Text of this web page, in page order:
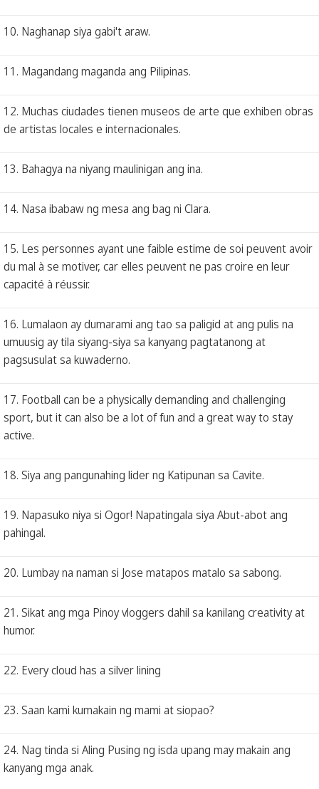
10. Naghanap siya gabi't araw.
11. Magandang maganda ang Pilipinas.
12. Muchas ciudades tienen museos de arte que exhiben obras
de artistas locales e internacionales.
13. Bahagya na niyang maulinigan ang ina.
14. Nasa ibabaw ng mesa ang bag ni Clara.
15. Les personnes ayant une faible estime de soi peuvent avoir
du mal à se motiver, car elles peuvent ne pas croire en leur
capacité à réussir.
16. Lumalaon ay dumarami ang tao sa paligid at ang pulis na
umuusig ay tila siyang-siya sa kanyang pagtatanong at
pagsusulat sa kuwaderno.
17. Football can be a physically demanding and challenging
sport, but it can also be a lot of fun and a great way to stay
active.
18. Siya ang pangunahing lider ng Katipunan sa Cavite.
19. Napasuko niya si Ogor! Napatingala siya Abut-abot ang
pahingal.
20. Lumbay na naman si Jose matapos matalo sa sabong.
21. Sikat ang mga Pinoy vloggers dahil sa kanilang creativity at
humor.
22. Every cloud has a silver lining
23. Saan kami kumakain ng mami at siopao?
24. Nag tinda si Aling Pusing ng isda upang may makain ang
kanyang mga anak.